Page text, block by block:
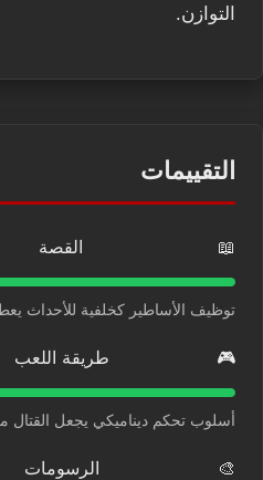
التوازن.
التقييمات
📖 القصة
توظيف الأساطير كخلفية للأحداث
🎮 طريقة اللعب
أسلوب تحكم ديناميكي يجعل القتال
🎨 الرسومات